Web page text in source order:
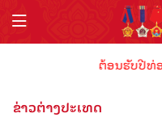
ຕ້ອນຮັບປີທ່ອ
ຂ່າວຕ່າງປະເທດ